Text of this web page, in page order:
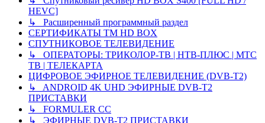
HEVC]
↳ Расширенный программный раздел
СЕРТИФИКАТЫ TM HD BOX
СПУТНИКОВОЕ ТЕЛЕВИДЕНИЕ
↳ ОПЕРАТОРЫ: ТРИКОЛОР-ТВ | НТВ-ПЛЮС | МТС
ТВ | ТЕЛЕКАРТА
ЦИФРОВОЕ ЭФИРНОЕ ТЕЛЕВИДЕНИЕ (DVB-T2)
↳ ANDROID 4K UHD ЭФИРНЫЕ DVB-T2
ПРИСТАВКИ
↳ FORMULER CC
↳ ЭФИРНЫЕ DVB-T2 ПРИСТАВКИ